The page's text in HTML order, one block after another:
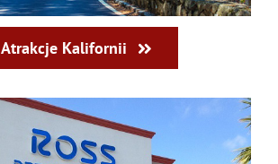
Atrakcje Kalifornii